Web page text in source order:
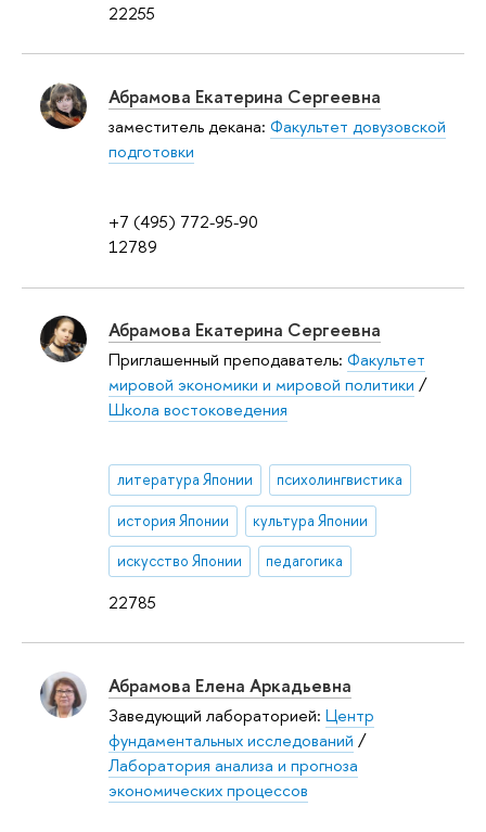
22255
+7 (495) 772-95-90
12789
Абрамова Екатерина Сергеевна
заместитель декана: Факультет довузовской
подготовки
22785
Абрамова Екатерина Сергеевна
Приглашенный преподаватель: Факультет
мировой экономики и мировой политики /
Школа востоковедения
литература Японии психолингвистика
история Японии культура Японии
искусство Японии педагогика
Абрамова Елена Аркадьевна
Заведующий лабораторией: Центр
фундаментальных исследований /
Лаборатория анализа и прогноза
экономических процессов